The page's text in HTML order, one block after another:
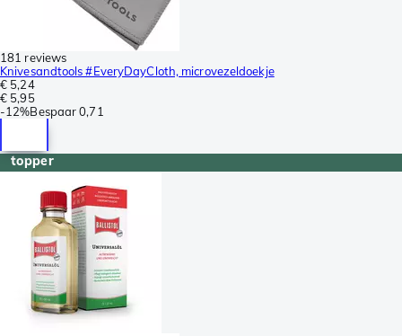
181 reviews
Knivesandtools #EveryDayCloth, microvezeldoekje
€ 5,24
€ 5,95
-12%Bespaar 0,71
topper